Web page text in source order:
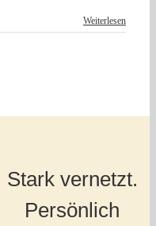
Weiterlesen
Stark vernetzt.
Persönlich